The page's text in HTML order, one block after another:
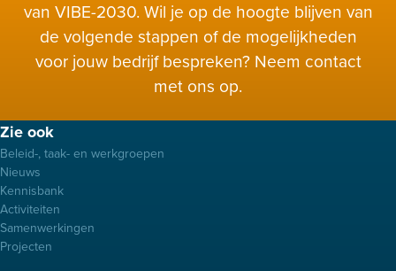
van VIBE-2030. Wil je op de hoogte blijven van
de volgende stappen of de mogelijkheden
voor jouw bedrijf bespreken? Neem contact
met ons op.
Footer
menu
Zie ook
Beleid-, taak- en werkgroepen
Nieuws
Kennisbank
Activiteiten
Samenwerkingen
Projecten